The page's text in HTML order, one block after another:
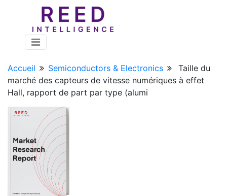
Accueil Semiconductors & Electronics
Taille du
marché des capteurs de vitesse numériques à effet
Hall, rapport de part par type (alumi